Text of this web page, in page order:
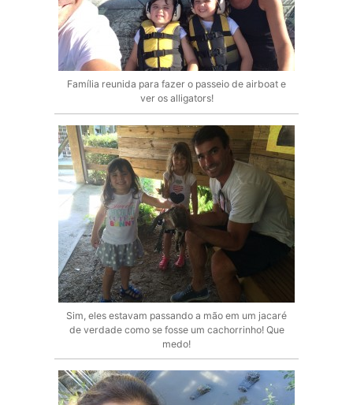
Família reunida para fazer o passeio de airboat e
ver os alligators!
Sim, eles estavam passando a mão em um jacaré
de verdade como se fosse um cachorrinho! Que
medo!